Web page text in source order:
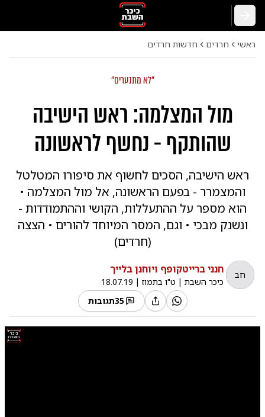
ראשי חרדים חדשות חרדים
"לא מתנערים"
מול המצלמה: ראש הישיבה
שהותקף - נחשף לראשונה
ראש הישיבה, הסכים לחשוף את סיפורו המטלטל
והמצמרר - בפעם הראשונה, אל מול המצלמה •
הוא מספר על ההתעללות, הקושי וההתמודדות -
ונשנק מבכי • וגם, המסר המיוחד להורים • הצצה
(חרדים)
חב חנני ברייטקופף ויוחנן בלייך
כיכר השבת | ט"ו בתמוז |
18.07.19
35תגובות